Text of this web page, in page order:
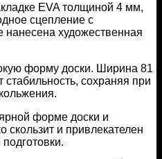
EVA толщиной 4 мм,
сцепление с
художественная
форму доски. Ширина 81
сохраняя при
форме доски и
скользит и привлекателен